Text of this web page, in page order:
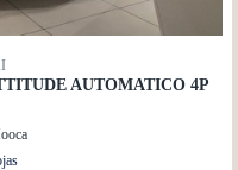
AUTOMATICO 4P